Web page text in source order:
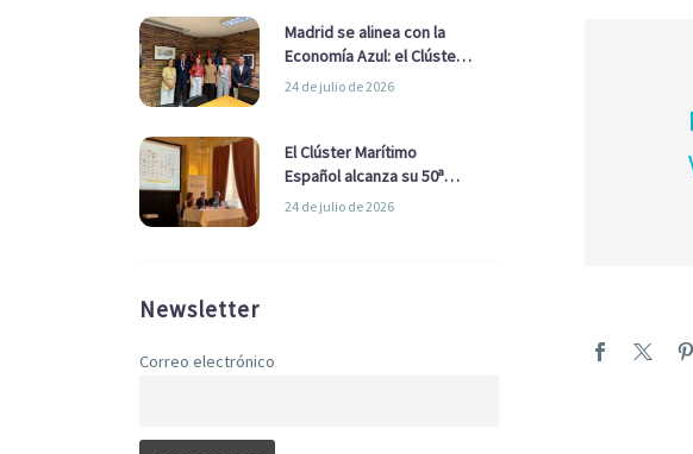
Madrid se alinea con la
Economía Azul: el Clúster
Marítimo Español y la Real
Ayuntamiento
24 de julio de 2026
El Clúster Marítimo
Español alcanza su 50ª
Asamblea reafirmando su
24 de julio de 2026
Newsletter
Correo electrónico